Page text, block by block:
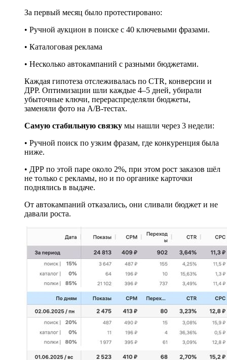
За первый месяц было протестировано:
• Ручной аукцион в поиске с 40 ключевыми фразами.
• Каталоговая реклама
• Несколько автокампаний с разными бюджетами.
Каждая гипотеза отслеживалась по CTR, конверсии и
ДРР. Оптимизации шли каждые 4–5 дней, убирали
убыточные ключи, перераспределяли бюджеты,
заменяли фото на A/B-тестах.
Самую стабильную связку мы нашли через 3 недели:
• Ручной поиск по узким фразам, где конкуренция была
ниже.
• ДРР по этой паре около 2%, при этом рост заказов шёл
не только с рекламы, но и по органике карточки
поднялись в выдаче.
От автокампаний отказались, они сливали бюджет и не
давали роста.